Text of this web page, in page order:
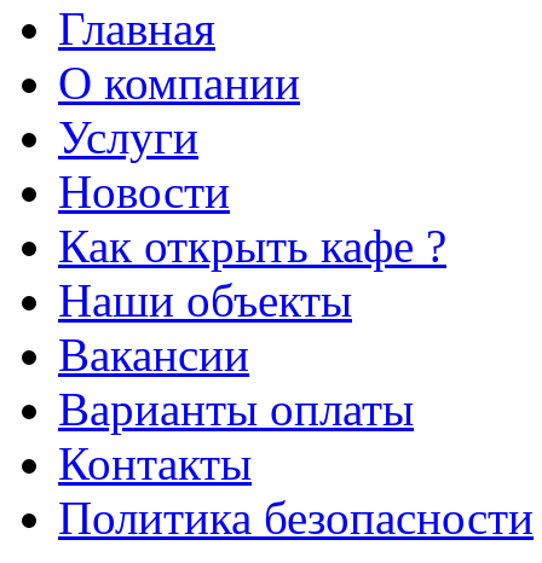
Главная
О компании
Услуги
Новости
Как открыть кафе ?
Наши объекты
Вакансии
Варианты оплаты
Контакты
Политика безопасности